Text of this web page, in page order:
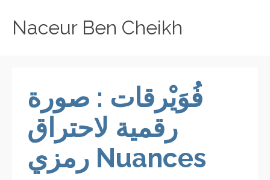
Naceur Ben Cheikh
فُوَيْرقات : صورة
رقمية لاحتراق
رمزي Nuances